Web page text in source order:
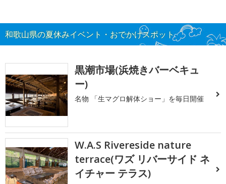
和歌山県の夏休みイベント・おでかけスポット
黒潮市場(浜焼きバーベキュ
ー)
名物 「生マグロ解体ショー」を毎日開催
W.A.S Rivereside nature
terrace(ワズ リバーサイド ネ
イチャー テラス)